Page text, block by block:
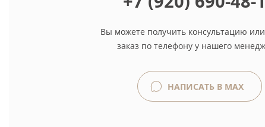
Вы можете получить консультацию
заказ по телефону у нашего
НАПИСАТЬ В MAX